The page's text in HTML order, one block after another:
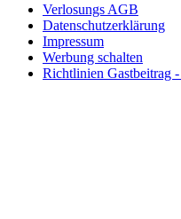
Verlosungs AGB
Datenschutzerklärung
Impressum
Werbung schalten
Richtlinien Gastbeitrag